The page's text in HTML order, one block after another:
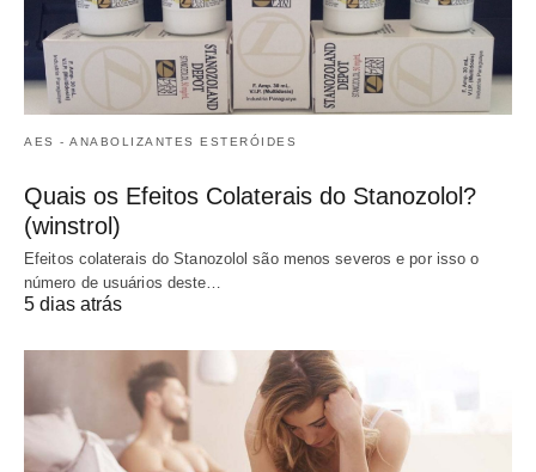
AES - ANABOLIZANTES ESTERÓIDES
Quais os Efeitos Colaterais do Stanozolol?
(winstrol)
Efeitos colaterais do Stanozolol são menos severos e por isso o
número de usuários deste…
5 dias atrás